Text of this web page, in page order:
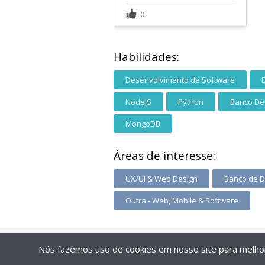
0
Habilidades:
Desenvolvimento de Software
NodeJS Python Banco
MongoDB
Áreas de interesse:
UX/UI & Web Design Banco de
Outra - Web, Mobile & Software
Nós fazemos uso de cookies em nosso site para